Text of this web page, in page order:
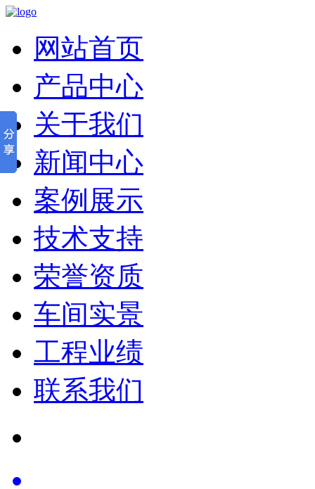
网站首页
产品中心
关于我们
新闻中心
案例展示
技术支持
荣誉资质
车间实景
工程业绩
联系我们